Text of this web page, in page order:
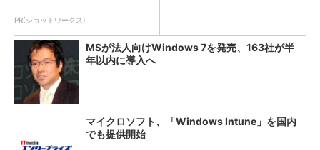
PR(ショットワークス)
MSが法人向けWindows 7を発売、163社が半
年以内に導入へ
マイクロソフト、「Windows Intune」を国内
でも提供開始